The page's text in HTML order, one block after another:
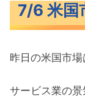
米主
為替
7/6 米国
昨日の米国市場
サービス業の